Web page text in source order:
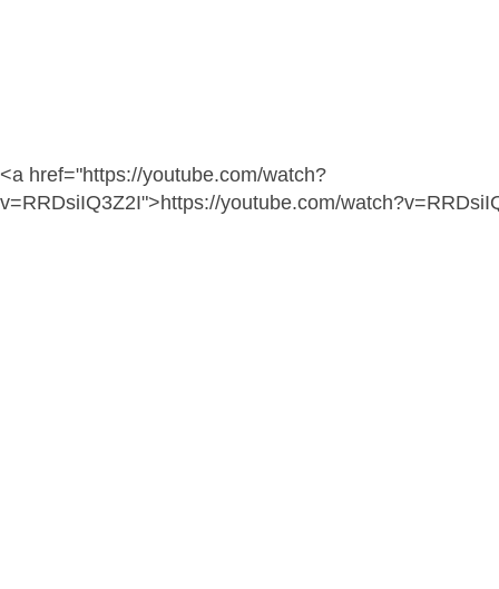
<a href="https://youtube.com/watch?
v=RRDsiIQ3Z2I">https://youtube.com/